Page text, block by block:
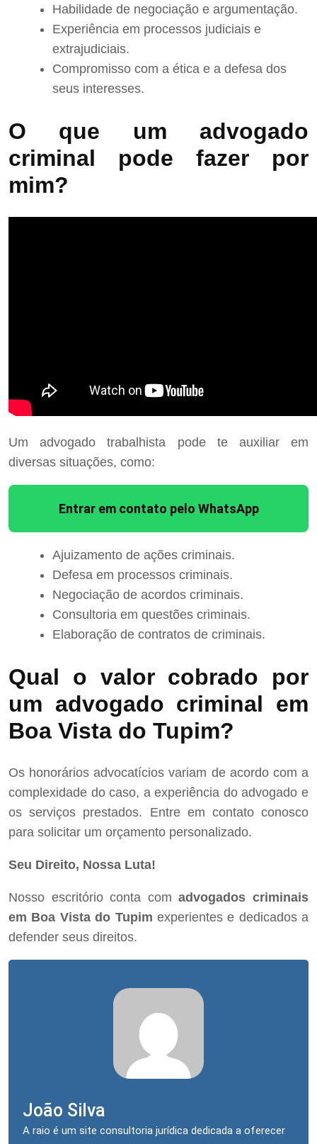
Habilidade de negociação e argumentação.
Experiência em processos judiciais e
extrajudiciais.
Compromisso com a ética e a defesa dos
seus interesses.
O que um advogado
criminal pode fazer por
mim?
Um advogado trabalhista pode te auxiliar em
diversas situações, como:
Entrar em contato pelo WhatsApp
Ajuizamento de ações criminais.
Defesa em processos criminais.
Negociação de acordos criminais.
Consultoria em questões criminais.
Elaboração de contratos de criminais.
Qual o valor cobrado por
um advogado criminal em
Boa Vista do Tupim?
Os honorários advocatícios variam de acordo com a
complexidade do caso, a experiência do advogado e
os serviços prestados. Entre em contato conosco
para solicitar um orçamento personalizado.
Seu Direito, Nossa Luta!
Nosso escritório conta comadvogados criminais
em Boa Vista do Tupim experientes e dedicados a
defender seus direitos.
João Silva
A raio é um site consultoria jurídica dedicada a oferecer